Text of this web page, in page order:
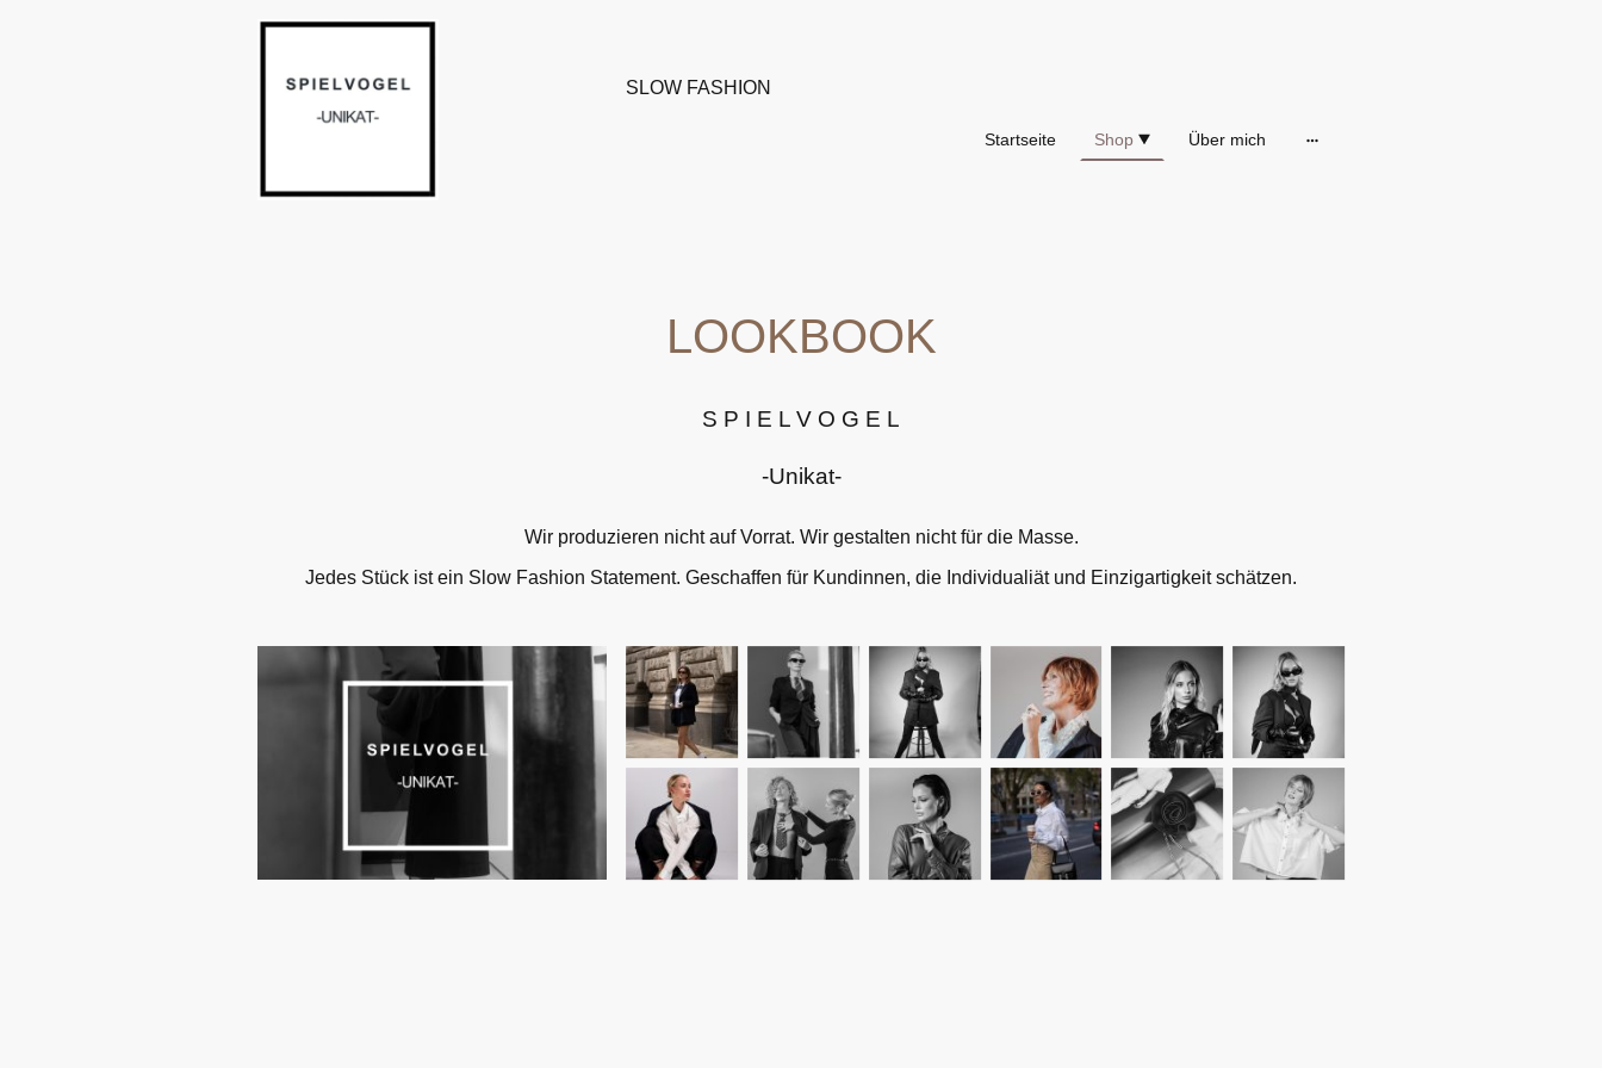
SLOW FASHION
Startseite Shop Über mich
LOOKBOOK
S P I E L V O G E L
-Unikat-
Wir produzieren nicht auf Vorrat. Wir gestalten nicht für die Masse.
Jedes Stück ist ein Slow Fashion Statement. Geschaffen für Kundinnen, die Individualiät und Einzigartigkeit schätzen.